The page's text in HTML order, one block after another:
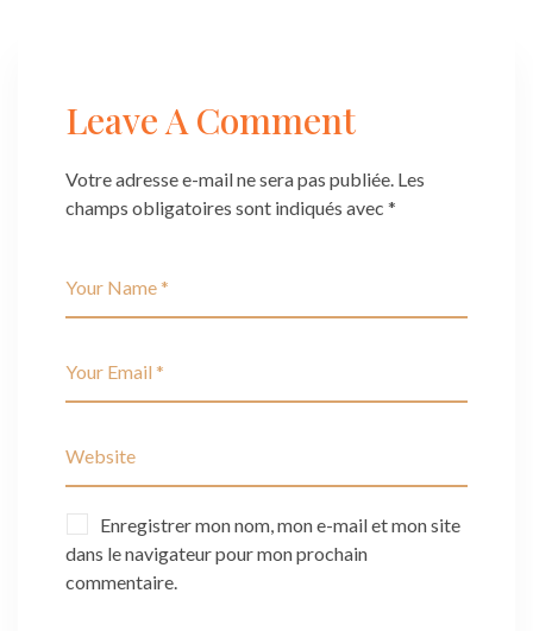
Leave A Comment
Votre adresse e-mail ne sera pas publiée. Les
champs obligatoires sont indiqués avec *
Enregistrer mon nom, mon e-mail et mon site
dans le navigateur pour mon prochain
commentaire.